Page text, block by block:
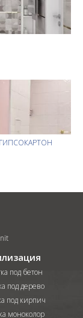
под бетон
под дерево
под кирпич
моноколор